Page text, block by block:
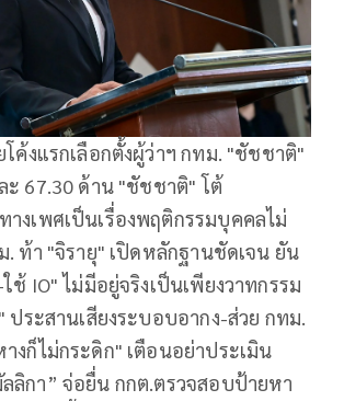
ค้งแรกเลือกตั้งผู้ว่าฯ กทม. "ชัชชาติ"
ะ 67.30 ด้าน "ชัชชาติ" โต้
งเพศเป็นเรื่องพฤติกรรมบุคคลไม่
. ท้า "จิรายุ" เปิดหลักฐานชัดเจน ยัน
ช้ IO" ไม่มีอยู่จริงเป็นเพียงวาทกรรม
ประสานเสียงระบอบอากง-ส่วย กทม.
งก็ไม่กระดิก" เตือนอย่าประเมิน
ลิกา” จ่อยื่น กกต.ตรวจสอบป้ายหา